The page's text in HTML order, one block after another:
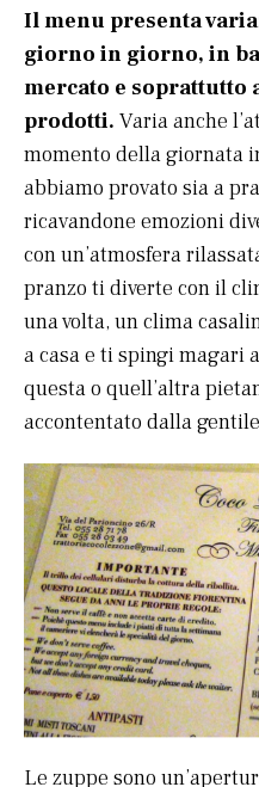
Il menu presenta
giorno in giorno, in
mercato e soprattutto
prodotti. Varia anche
momento della giornata
abbiamo provato sia a
ricavandone emozioni
con un’atmosfera
pranzo ti diverte con il
una volta, un clima
a casa e ti spingi magari
questa o quell’altra
accontentato dalla
Le zuppe sono